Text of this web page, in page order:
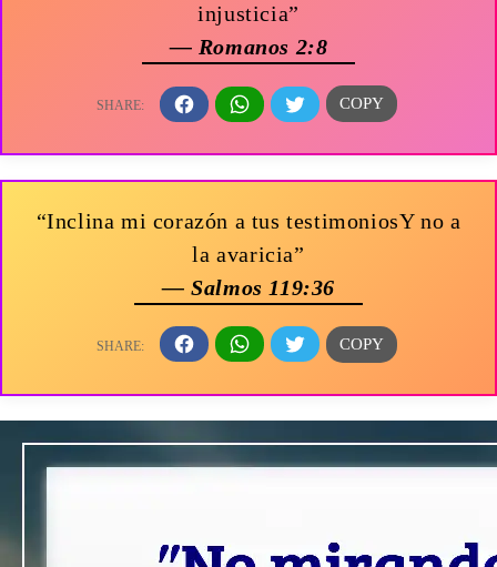
injusticia”
— Romanos 2:8
“Inclina mi corazón a tus testimoniosY no a
la avaricia”
— Salmos 119:36